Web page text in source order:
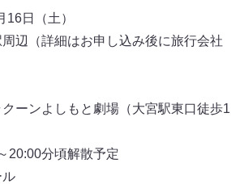
日（土）
辺（詳細はお申し込み後に旅行会社
ーンよしもと劇場（大宮駅東口徒歩1
20:00分頃解散予定
ル